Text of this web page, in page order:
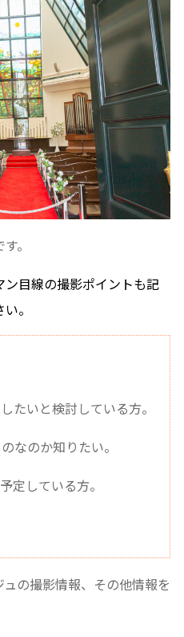
。
目線の撮影ポイントも記
。
たいと検討している方。
なのか知りたい。
定している方。
の撮影情報、その他情報を